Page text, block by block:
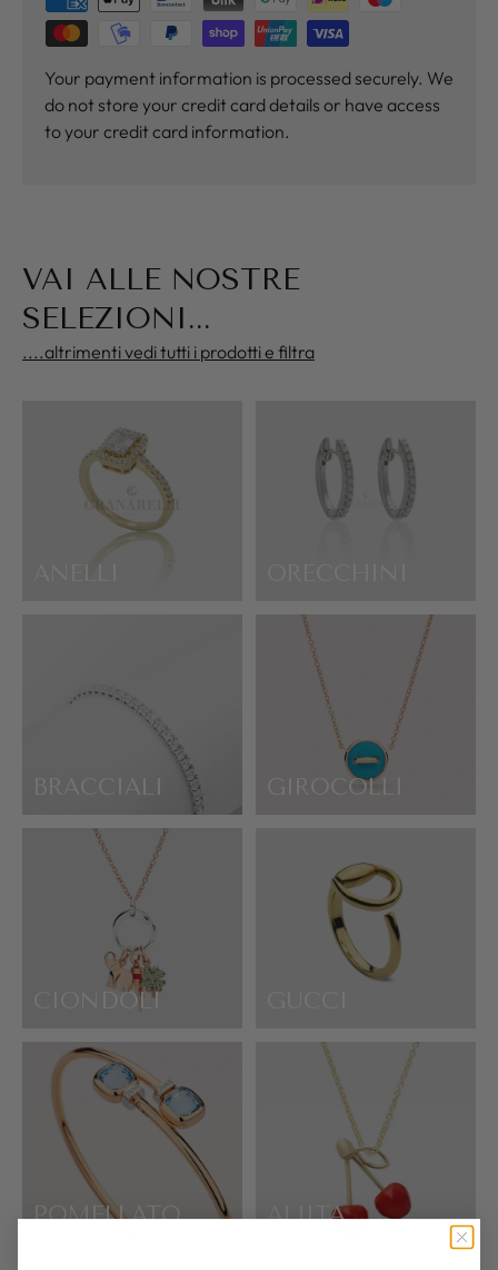
Your payment information is processed securely. We
do not store your credit card details or have access
to your credit card information.
VAI ALLE NOSTRE
SELEZIONI...
....altrimenti vedi tutti i prodotti e filtra
ANELLI
BRACCIALI GIROCOLLI
CIONDOLI
POMELLATO ALIITA